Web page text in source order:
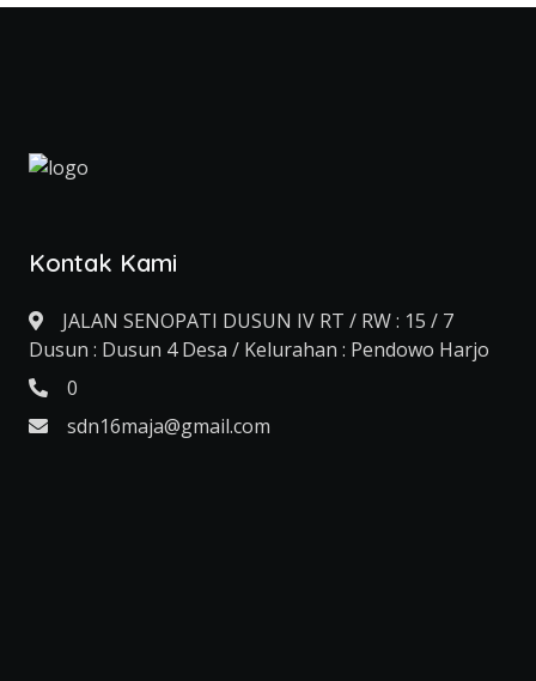
Kontak Kami
JALAN SENOPATI DUSUN IV RT / RW : 15 / 7
Dusun : Dusun 4 Desa / Kelurahan : Pendowo Harjo
0
sdn16maja@gmail.com